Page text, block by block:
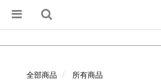
全部商品 所有商品